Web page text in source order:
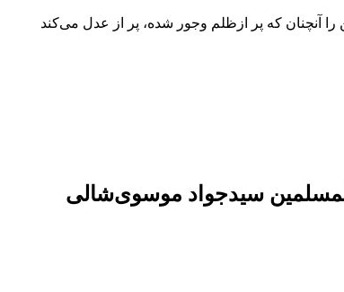
آنچنان که پر ازظلم وجور شده، پر از عدل می‌کند
سیدجواد موسوی‌شالی